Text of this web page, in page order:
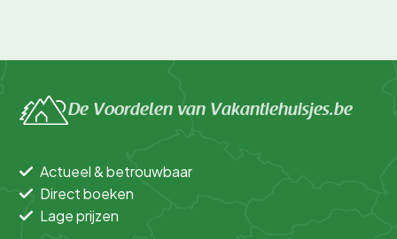
De Voordelen van Vakantiehuisjes.be
Actueel & betrouwbaar
Direct boeken
Lage prijzen